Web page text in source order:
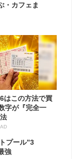
・カフェま
はこの方法で買
字が『完全一
プール”3
強